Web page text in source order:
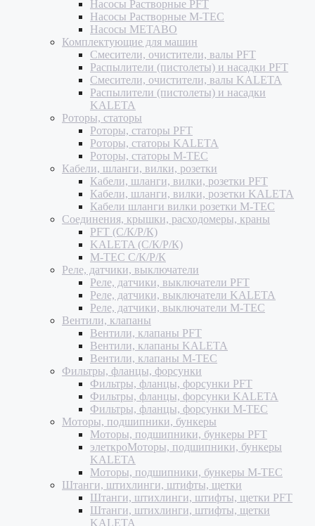
Насосы Растворные PFT
Насосы Растворные M-TEC
Насосы METABO
Комплектующие для машин
Смесители, очистители, валы PFT
Распылители (пистолеты) и насадки PFT
Смесители, очистители, валы KALETA
Распылители (пистолеты) и насадки
KALETA
Роторы, статоры
Роторы, статоры PFT
Роторы, статоры KALETA
Роторы, статоры M-TEC
Кабели, шланги, вилки, розетки
Кабели, шланги, вилки, розетки PFT
Кабели, шланги, вилки, розетки KALETA
Кабели шланги вилки розетки M-TEC
Соединения, крышки, расходомеры, краны
PFT (С/К/Р/К)
KALETA (С/К/Р/К)
M-TEC С/К/Р/К
Реле, датчики, выключатели
Реле, датчики, выключатели PFT
Реле, датчики, выключатели KALETA
Реле, датчики, выключатели M-TEC
Вентили, клапаны
Вентили, клапаны PFT
Вентили, клапаны KALETA
Вентили, клапаны M-TEC
Фильтры, фланцы, форсунки
Фильтры, фланцы, форсунки PFT
Фильтры, фланцы, форсунки KALETA
Фильтры, фланцы, форсунки M-TEC
Моторы, подшипники, бункеры
Моторы, подшипники, бункеры PFT
элеткроМоторы, подшипники, бункеры
KALETA
Моторы, подшипники, бункеры M-TEC
Штанги, штихлинги, штифты, щетки
Штанги, штихлинги, штифты, щетки PFT
Штанги, штихлинги, штифты, щетки
KALETA